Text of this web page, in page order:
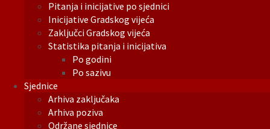
Pitanja i inicijative po sjednici
Inicijative Gradskog vijeća
Zaključci Gradskog vijeća
Statistika pitanja i inicijativa
Po godini
Po sazivu
Sjednice
Arhiva zaključaka
Arhiva poziva
Održane sjednice